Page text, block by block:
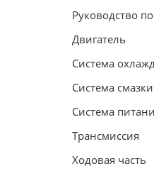
Руководство
Двигатель
Система
Система смазки
Система
Трансмиссия
Ходовая часть